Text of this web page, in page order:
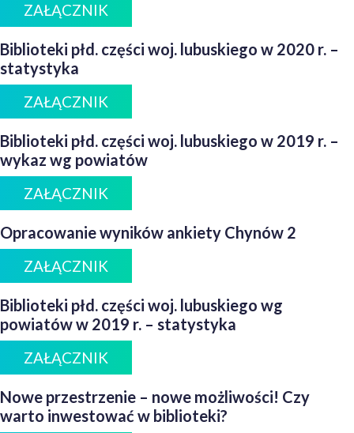
ZAŁĄCZNIK
Biblioteki płd. części woj. lubuskiego w 2020 r. –
statystyka
ZAŁĄCZNIK
Biblioteki płd. części woj. lubuskiego w 2019 r. –
wykaz wg powiatów
ZAŁĄCZNIK
Opracowanie wyników ankiety Chynów 2
ZAŁĄCZNIK
Biblioteki płd. części woj. lubuskiego wg
powiatów w 2019 r. – statystyka
ZAŁĄCZNIK
Nowe przestrzenie – nowe możliwości! Czy
warto inwestować w biblioteki?